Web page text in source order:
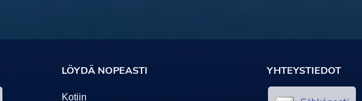
LÖYDÄ NOPEASTI
Kotiin
YHTEYSTIEDOT